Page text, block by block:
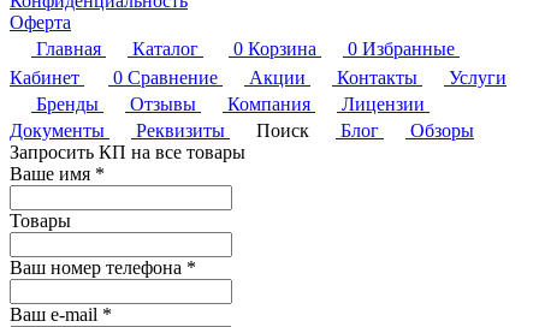
Оферта
Главная
Каталог 0 Корзина 0 Избранные
Кабинет
0 Сравнение Акции Контакты
Услуги
Бренды
Отзывы Компания
Лицензии
Документы
Реквизиты Поиск Блог
Обзоры
Запросить КП на все товары
Ваше имя *
Товары
Ваш номер телефона *
Ваш e-mail *